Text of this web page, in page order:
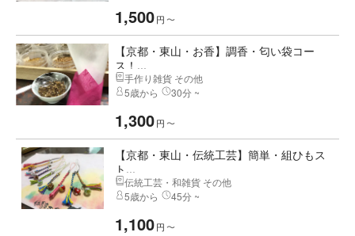
1,500円 〜
【京都・東山・お香】調香・匂い袋コー
ス！...
手作り雑貨 その他
5歳から
30分 ~
1,300円 〜
【京都・東山・伝統工芸】簡単・組ひもス
ト...
伝統工芸・和雑貨 その他
5歳から
45分 ~
1,100円 〜